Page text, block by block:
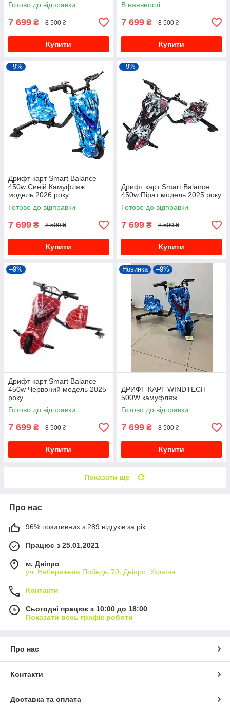
Готово до відправки
7 699 ₴ 8 500 ₴
Купити
В наявності
7 699 ₴ 8 500 ₴
Купити
–9%
Дрифт карт Smart Balance
450w Синій Камуфляж
модель 2026 року
Готово до відправки
7 699 ₴ 8 500 ₴
Купити
–9%
Дрифт карт Smart Balance
450w Пірат модель 2025 року
Готово до відправки
7 699 ₴ 8 500 ₴
Купити
–9%
Дрифт карт Smart Balance
450w Червоний модель 2025
року
Готово до відправки
7 699 ₴ 8 500 ₴
Купити
Новинка –9%
ДРИФТ-КАРТ WINDTECH
500W камуфляж
Готово до відправки
7 699 ₴ 8 500 ₴
Купити
Показати ще
Про нас
96% позитивних з 289 відгуків за рік
Працює з 25.01.2021
м. Дніпро
ул. Набережная Победы 70, Дніпро, Україна
Контакти
Сьогодні працює з 10:00 до 18:00
Показати весь графік роботи
Про нас
Контакти
Доставка та оплата